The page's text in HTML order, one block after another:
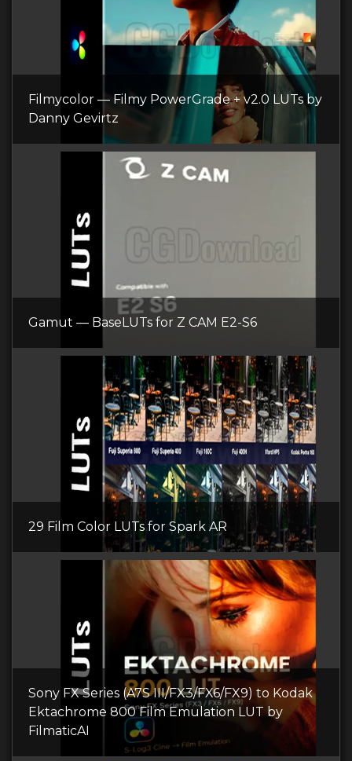
Filmycolor — Filmy PowerGrade + v2.0 LUTs by
Danny Gevirtz
Gamut — BaseLUTs for Z CAM E2-S6
29 Film Color LUTs for Spark AR
Sony FX Series (A7S III/FX3/FX6/FX9) to Kodak
Ektachrome 800 Film Emulation LUT by
FilmaticAI